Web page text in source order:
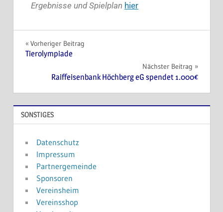
Ergebnisse und Spielplan hier
Vorheriger Beitrag
Tierolympiade
Nächster Beitrag
Raiffeisenbank Höchberg eG spendet 1.000€
SONSTIGES
Datenschutz
Impressum
Partnergemeinde
Sponsoren
Vereinsheim
Vereinsshop